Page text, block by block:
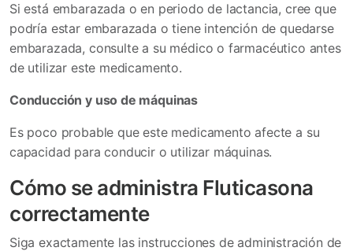
Si está embarazada o en periodo de lactancia, cree que
podría estar embarazada o tiene intención de quedarse
embarazada, consulte a su médico o farmacéutico antes
de utilizar este medicamento.
Conducción y uso de máquinas
Es poco probable que este medicamento afecte a su
capacidad para conducir o utilizar máquinas.
Cómo se administra Fluticasona
correctamente
Siga exactamente las instrucciones de administración de